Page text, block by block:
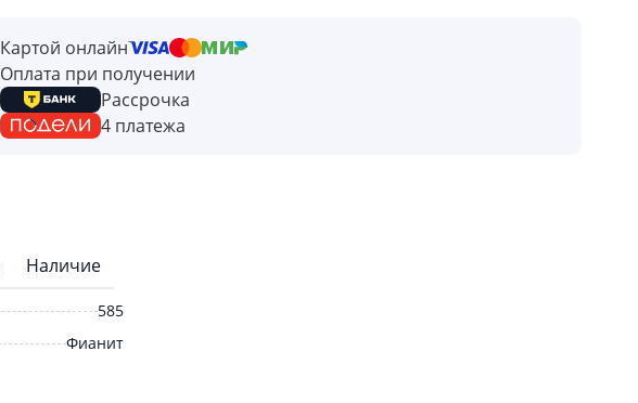
Картой онлайн
Оплата при получении
Рассрочка
4 платежа
Наличие
585
Фианит